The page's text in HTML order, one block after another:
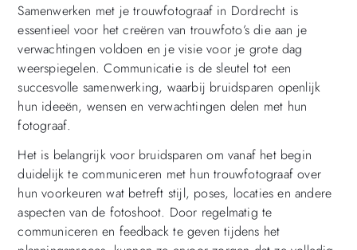
Samenwerken met je trouwfotograaf in Dordrecht is
essentieel voor het creëren van trouwfoto’s die aan je
verwachtingen voldoen en je visie voor je grote dag
weerspiegelen. Communicatie is de sleutel tot een
succesvolle samenwerking, waarbij bruidsparen openlijk
hun ideeën, wensen en verwachtingen delen met hun
fotograaf.
Het is belangrijk voor bruidsparen om vanaf het begin
duidelijk te communiceren met hun trouwfotograaf over
hun voorkeuren wat betreft stijl, poses, locaties en andere
aspecten van de fotoshoot. Door regelmatig te
communiceren en feedback te geven tijdens het